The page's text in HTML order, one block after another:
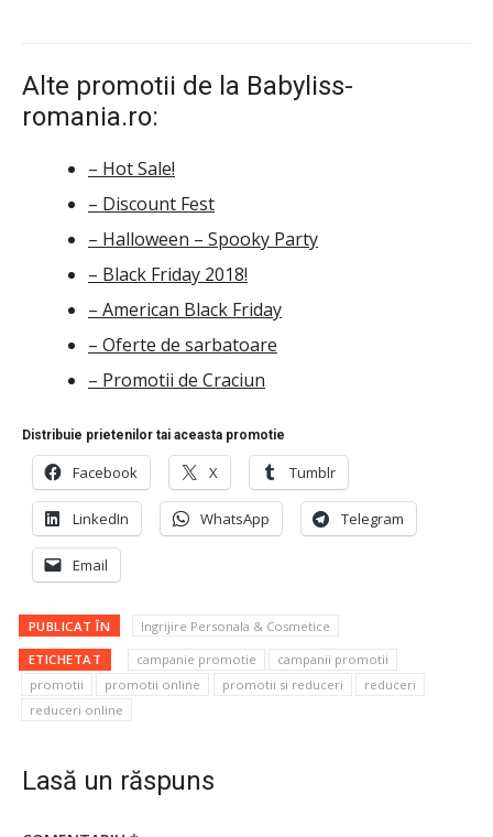
Alte promotii de la Babyliss-
romania.ro:
– Hot Sale!
– Discount Fest
– Halloween – Spooky Party
– Black Friday 2018!
– American Black Friday
– Oferte de sarbatoare
– Promotii de Craciun
Distribuie prietenilor tai aceasta promotie
Facebook X Tumblr
LinkedIn WhatsApp Telegram
Email
PUBLICAT ÎN Ingrijire Personala & Cosmetice
ETICHETAT campanie promotie
campanii promotii
promotii
promotii online promotii si reduceri
reduceri
reduceri online
Lasă un răspuns